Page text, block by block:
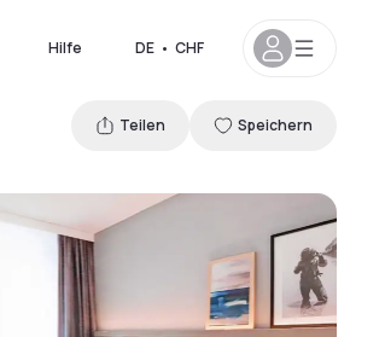
Hilfe DE • CHF
Teilen Speichern